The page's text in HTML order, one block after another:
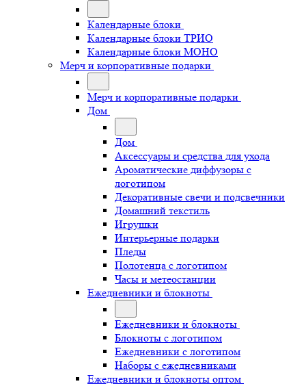
Календарные блоки
Календарные блоки ТРИО
Календарные блоки МОНО
Мерч и корпоративные подарки
Мерч и корпоративные подарки
Дом
Дом
Аксессуары и средства для ухода
Ароматические диффузоры с
логотипом
Декоративные свечи и подсвечники
Домашний текстиль
Игрушки
Интерьерные подарки
Пледы
Полотенца с логотипом
Часы и метеостанции
Ежедневники и блокноты
Ежедневники и блокноты
Блокноты с логотипом
Ежедневники с логотипом
Наборы с ежедневниками
Ежедневники и блокноты оптом